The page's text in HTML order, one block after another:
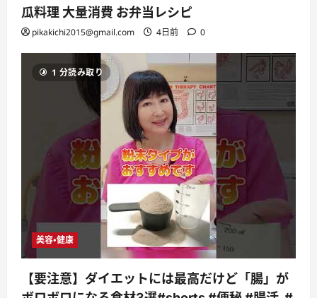
瓜料理 大量消費 お弁当レシピ
pikakichi2015@gmail.com 4日前 0
1 分読み取り
美容・健康
【要注意】ダイエットには最高だけど「腸」が